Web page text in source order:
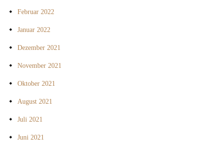
Februar 2022
Januar 2022
Dezember 2021
November 2021
Oktober 2021
August 2021
Juli 2021
Juni 2021